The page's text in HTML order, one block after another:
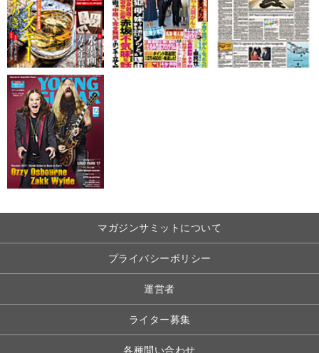
マガジンサミットについて
プライバシーポリシー
運営者
ライター募集
各種問い合わせ